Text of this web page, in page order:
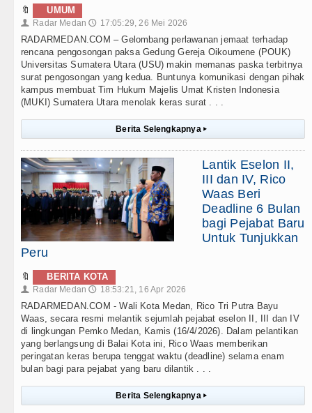
🔖 UMUM
👤 Radar Medan 🕔 17:05:29, 26 Mei 2026
RADARMEDAN.COM – Gelombang perlawanan jemaat terhadap
rencana pengosongan paksa Gedung Gereja Oikoumene (POUK)
Universitas Sumatera Utara (USU) makin memanas paska terbitnya
surat pengosongan yang kedua. Buntunya komunikasi dengan pihak
kampus membuat Tim Hukum Majelis Umat Kristen Indonesia
(MUKI) Sumatera Utara menolak keras surat . . .
Berita Selengkapnya ▸
Lantik Eselon II,
III dan IV, Rico
Waas Beri
Deadline 6 Bulan
bagi Pejabat Baru
Untuk Tunjukkan
Peru
🔖 BERITA KOTA
👤 Radar Medan 🕔 18:53:21, 16 Apr 2026
RADARMEDAN.COM - Wali Kota Medan, Rico Tri Putra Bayu
Waas, secara resmi melantik sejumlah pejabat eselon II, III dan IV
di lingkungan Pemko Medan, Kamis (16/4/2026). Dalam pelantikan
yang berlangsung di Balai Kota ini, Rico Waas memberikan
peringatan keras berupa tenggat waktu (deadline) selama enam
bulan bagi para pejabat yang baru dilantik . . .
Berita Selengkapnya ▸